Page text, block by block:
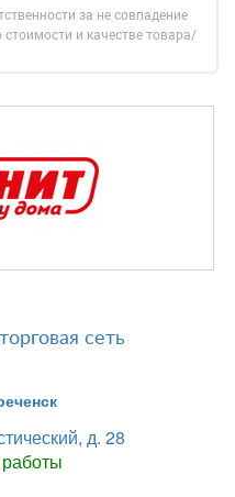
за не совпадение
и качестве товара/
сеть
д. 28